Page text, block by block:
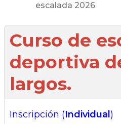
escalada 2026
Curso de
deportiva
largos.
Inscripción (Individual )